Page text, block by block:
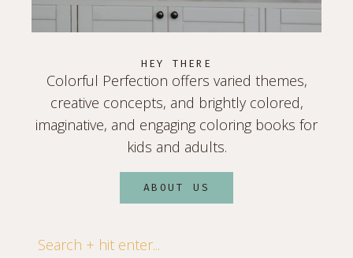
HEY THERE
Colorful Perfection offers varied themes,
creative concepts, and brightly colored,
imaginative, and engaging coloring books for
kids and adults.
ABOUT US
Search